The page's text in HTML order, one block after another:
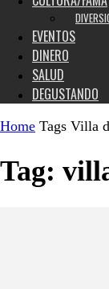
EVENTOS
DINERO
SALUD
DEGUSTANDO
Home Tags Villa
Tag: